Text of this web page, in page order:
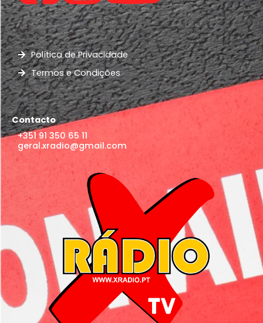
Política de Privacidade
Termos e Condições
Contacto
+351 91 350 65 11
geral.xradio@gmail.com